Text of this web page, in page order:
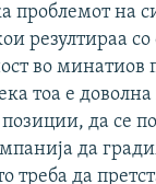
проблемот на
резултираа со
во минатиов
тоа е
да се
да
треба да